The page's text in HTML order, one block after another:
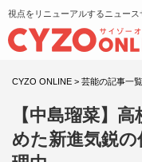
視点をリニューアルするニュー
CYZO ONLINE > 芸能の記事一覧
【中島瑠菜】
めた新進気鋭